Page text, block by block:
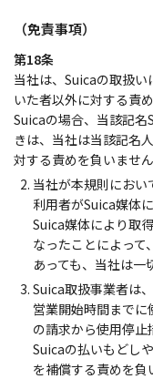
（免責事項）
第18条
当社は、Suicaの取扱
いた者以外に対する責
Suicaの場合、当該記名
きは、当社は当該記名
対する責めを負いません
当社が本規則におい
利用者がSuica媒体
Suica媒体により取
なったことによって
あっても、当社は一
Suica取扱事業者は
営業開始時間まで
の請求から使用停
Suicaの払いもどし
を補償する責めを負